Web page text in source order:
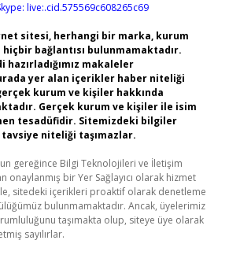
live:.cid.575569c608265c69
sitesi, herhangi bir marka, kurum
bağlantısı bulunmamaktadır.
hazırladığımız makaleler
yer alan içerikler haber niteliği
kurum ve kişiler hakkında
Gerçek kurum ve kişiler ile isim
tesadüfidir. Sitemizdeki bilgiler
niteliği taşımazlar.
gereğince Bilgi Teknolojileri ve İletişim
onaylanmış bir Yer Sağlayıcı olarak hizmet
sitedeki içerikleri proaktif olarak denetleme
bulunmamaktadır. Ancak, üyelerimiz
taşımakta olup, siteye üye olarak
sayılırlar.